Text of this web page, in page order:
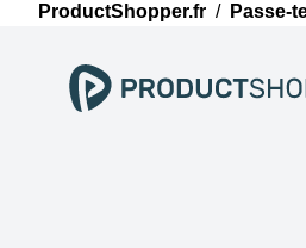
ProductShopper.fr / Passe-